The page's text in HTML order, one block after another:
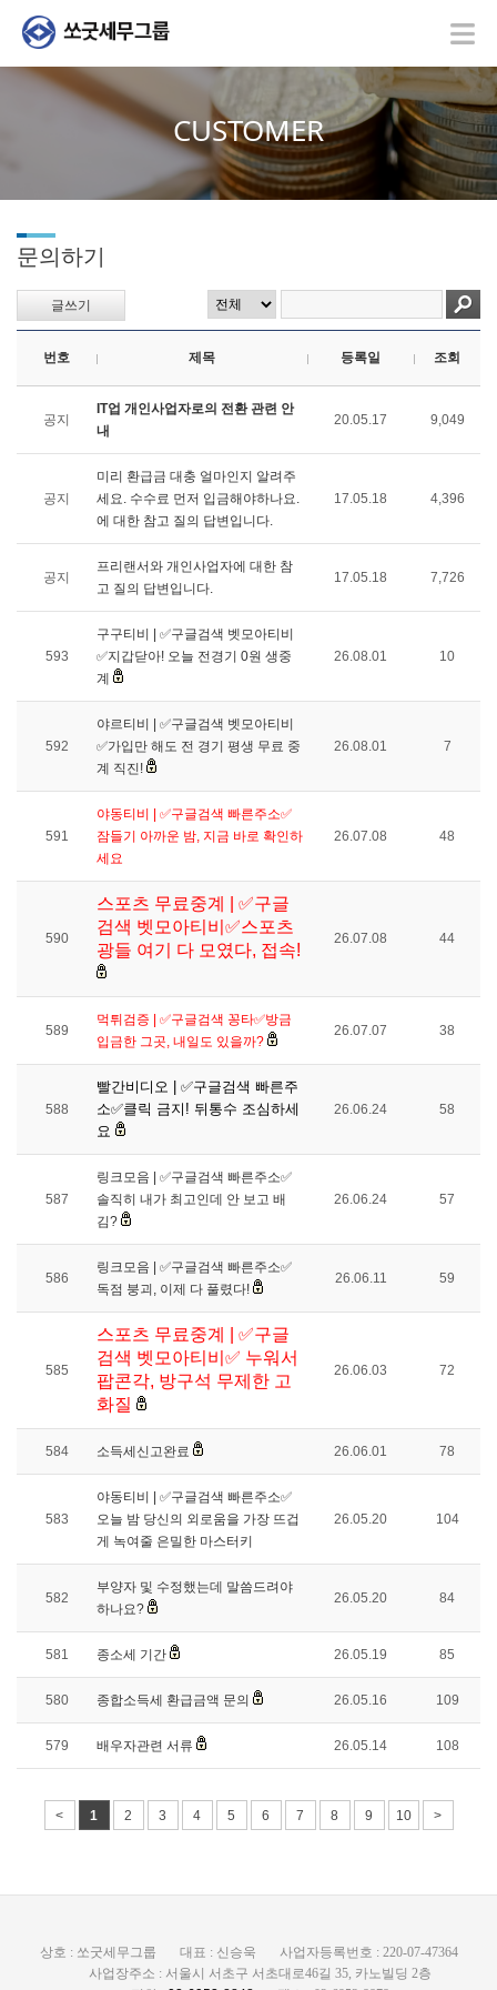
CUSTOMER
문의하기
글쓰기
번호 제목 등록일 조회
공지
IT업 개인사업자로의 전환 관련 안
내
20.05.17 9,049
공지
미리 환급금 대충 얼마인지 알려주
세요. 수수료 먼저 입금해야하나요.
에 대한 참고 질의 답변입니다.
17.05.18 4,396
공지
프리랜서와 개인사업자에 대한 참
고 질의 답변입니다.
17.05.18 7,726
593
구구티비 | ✅구글검색 벳모아티비
✅지갑닫아! 오늘 전경기 0원 생중
계
26.08.01 10
592
야르티비 | ✅구글검색 벳모아티비
✅가입만 해도 전 경기 평생 무료 중
계 직진!
26.08.01 7
591
야동티비 | ✅구글검색 빠른주소✅
잠들기 아까운 밤, 지금 바로 확인하
세요
26.07.08 48
590
스포츠 무료중계 | ✅구글
검색 벳모아티비✅스포츠
광들 여기 다 모였다, 접속!
26.07.08 44
589
먹튀검증 | ✅구글검색 꽁타✅방금
입금한 그곳, 내일도 있을까?
26.07.07 38
588
빨간비디오 | ✅구글검색 빠른주
소✅클릭 금지! 뒤통수 조심하세
요
26.06.24 58
587
링크모음 | ✅구글검색 빠른주소✅
솔직히 내가 최고인데 안 보고 배
김?
26.06.24 57
586
링크모음 | ✅구글검색 빠른주소✅
독점 붕괴, 이제 다 풀렸다!
26.06.11 59
585
스포츠 무료중계 | ✅구글
검색 벳모아티비✅ 누워서
팝콘각, 방구석 무제한 고
화질
26.06.03 72
584 소득세신고완료 26.06.01 78
583
야동티비 | ✅구글검색 빠른주소✅
오늘 밤 당신의 외로움을 가장 뜨겁
게 녹여줄 은밀한 마스터키
26.05.20 104
582
부양자 및 수정했는데 말씀드려야
하나요?
26.05.20 84
581 종소세 기간 26.05.19 85
580 종합소득세 환급금액 문의 26.05.16 109
579 배우자관련 서류 26.05.14 108
< 1 2 3 4 5 6 7 8 9 10 >
상호 : 쏘굿세무그룹 대표 : 신승욱
사업자등록번호 : 220-07-47364
사업장주소 : 서울시 서초구 서초대로46길 35, 카노빌딩 2층